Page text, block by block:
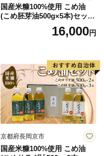
国産米糠100%使用 こめ油
(こめ胚芽油500g×5本)セット
16,000円
京都府長岡京市
国産米糠100%使用 こめ油